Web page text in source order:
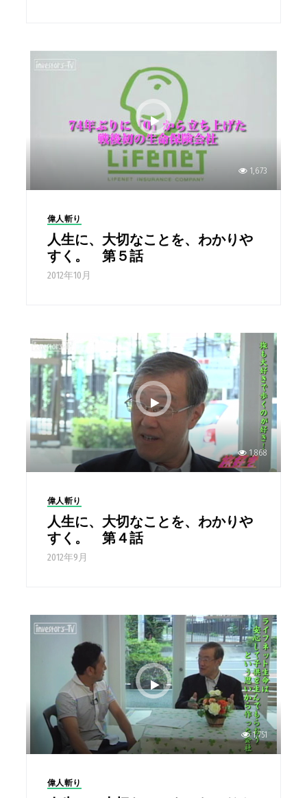
1,673
偉人斬り
人生に、大切なことを、わかりや
すく。 第５話
2012年10月
1,868
偉人斬り
人生に、大切なことを、わかりや
すく。 第４話
2012年9月
1,751
偉人斬り